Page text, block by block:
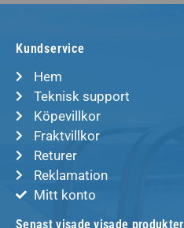
Kundservice
Hem
Teknisk support
Köpevillkor
Fraktvillkor
Returer
Reklamation
Mitt konto
Senast visade visade produkter